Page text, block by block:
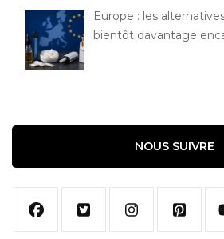
Europe : les
bientôt davantage
NOUS SUIVRE